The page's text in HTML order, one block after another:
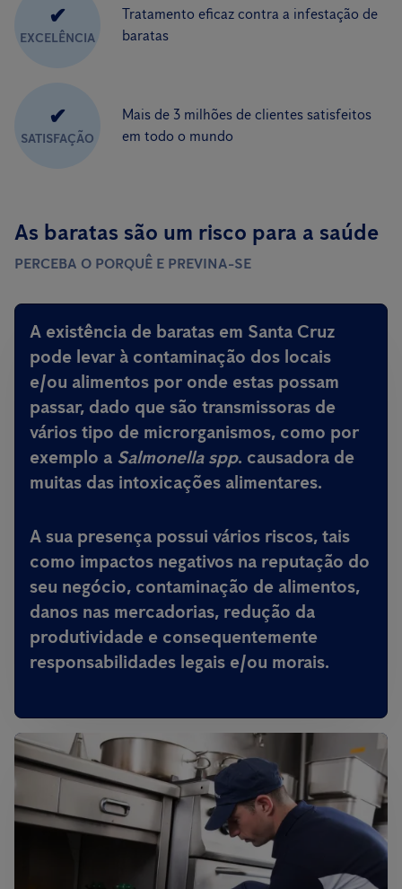
✔
EXCELÊNCIA
Tratamento eficaz contra a infestação de
baratas
✔
SATISFAÇÃO
Mais de 3 milhões de clientes satisfeitos
em todo o mundo
As baratas são um risco para a saúde
PERCEBA O PORQUÊ E PREVINA-SE
A existência de baratas em Santa Cruz
pode levar à contaminação dos locais
e/ou alimentos por onde estas possam
passar, dado que são transmissoras de
vários tipo de microrganismos, como por
exemplo a Salmonella spp. causadora de
muitas das intoxicações alimentares.
A sua presença possui vários riscos, tais
como impactos negativos na reputação do
seu negócio, contaminação de alimentos,
danos nas mercadorias, redução da
produtividade e consequentemente
responsabilidades legais e/ou morais.